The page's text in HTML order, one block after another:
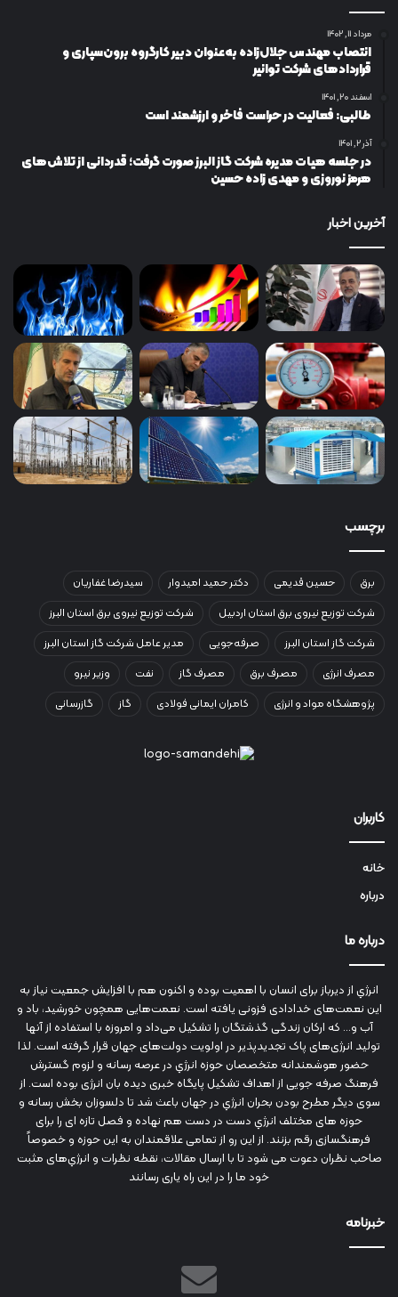
مرداد ۱۱, ۱۴۰۲
انتصاب مهندس جلال‌زاده به‌عنوان دبیر كارگروه برون‌سپاری و
قراردادهای شركت توانیر
اسفند ۲۰, ۱۴۰۱
طالبی: فعالیت در حراست فاخر و ارزشمند است
آذر ۲, ۱۴۰۱
در جلسه هیات مدیره شرکت گاز البرز صورت گرفت؛ قدردانی از تلاش‌های
هرمز نوروزی و مهدی زاده حسین
آخرین اخبار
برچسب
برق حسین قدیمی دکتر حمید امیدوار
سیدرضا غفاریان
شرکت توزیع نیروی برق استان اردبیل
شرکت توزیع نیروی برق استان البرز
شرکت گاز استان البرز
صرفه‌جویی
مدیر عامل شرکت گاز استان البرز
مصرف انرژی
مصرف برق مصرف گاز نفت
وزیر نیرو
پژوهشگاه مواد و انرژی
کامران ایمانی فولادی گاز گازرسانی
کاربران
خانه
درباره
درباره ما
انرژي‌ از دیرباز برای انسان با اهمیت بوده و اکنون هم با افزایش جمعیت نیاز به
این نعمت‌های خدادادی فزونی یافته است. نعمت‌هایی همچون خورشید، باد و
آب و... که ارکان زندگی گذشتگان را تشکیل می‌داد و امروزه با استفاده از آنها
تولید انرژی‌های پاک تجدیدپذیر در اولویت دولت‌های جهان قرار گرفته است. لذا
حضور هوشمندانه متخصصان حوزه انرژي در عرصه رسانه و لزوم گسترش
فرهنگ صرفه جویی از اهداف تشکیل پایگاه خبری دیده بان انرژی بوده است. از
سوی دیگر مطرح بودن بحران انرژي در جهان باعث شد تا دلسوزان بخش رسانه و
حوزه های مختلف انرژي دست در دست هم نهاده و فصل تازه ای را برای
فرهنگسازی رقم بزنند. از این رو از تمامی علاقمندان به این حوزه و خصوصاً
صاحب نظران دعوت می شود تا با ارسال مقالات، نقطه نظرات و انرژي‌های مثبت
خود ما را در این راه یاری رسانند
خبرنامه